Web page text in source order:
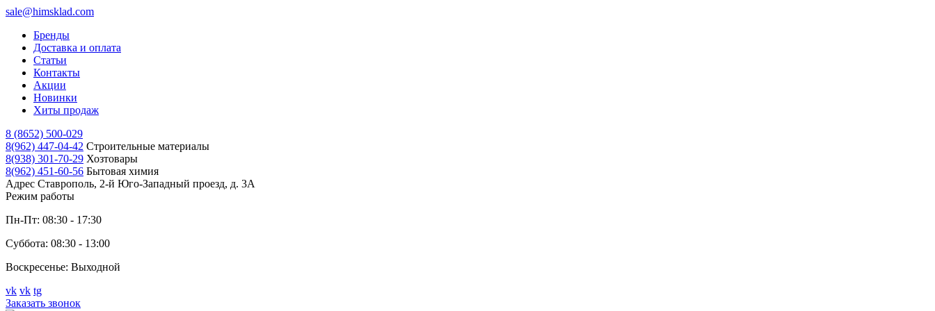
sale@himsklad.com
Бренды
Доставка и оплата
Статьи
Контакты
Акции
Новинки
Хиты продаж
8 (8652) 500-029
8(962) 447-04-42 Строительные материалы
8(938) 301-70-29 Хозтовары
8(962) 451-60-56 Бытовая химия
Адрес Ставрополь, 2-й Юго-Западный проезд, д. 3А
Режим работы
Пн-Пт: 08:30 - 17:30
Суббота: 08:30 - 13:00
Воскресенье: Выходной
vk vk tg
Заказать звонок